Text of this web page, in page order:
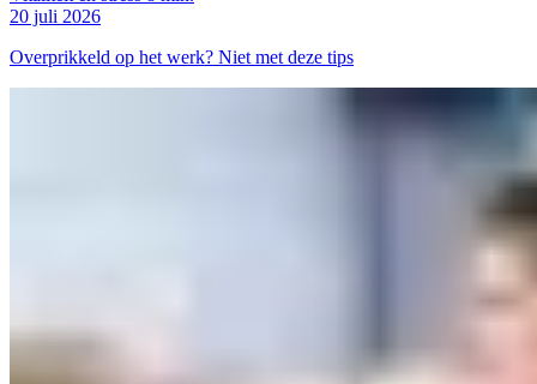
20 juli 2026
Overprikkeld op het werk? Niet met deze tips